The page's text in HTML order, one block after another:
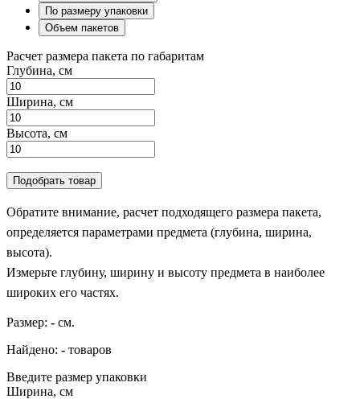
По размеру упаковки
Объем пакетов
Расчет размера пакета по габаритам
Глубина, см
Ширина, см
Высота, см
Подобрать товар
Обратите внимание, расчет подходящего размера пакета,
определяется параметрами предмета (глубина, ширина,
высота).
Измерьте глубину, ширину и высоту предмета в наиболее
широких его частях.
Размер: - см.
Найдено: - товаров
Введите размер упаковки
Ширина, см